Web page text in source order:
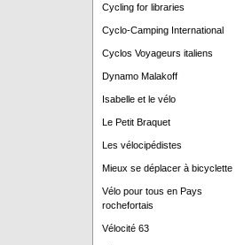
Cycling for libraries
Cyclo-Camping International
Cyclos Voyageurs italiens
Dynamo Malakoff
Isabelle et le vélo
Le Petit Braquet
Les vélocipédistes
Mieux se déplacer à bicyclette
Vélo pour tous en Pays
rochefortais
Vélocité 63